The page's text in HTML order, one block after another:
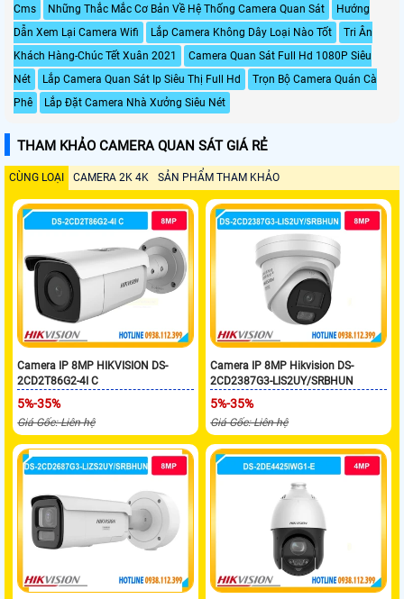
Cms
Những Thắc Mắc Cơ Bản Về Hệ Thống Camera Quan Sát
Hướng
Dẫn Xem Lại Camera Wifi
Lắp Camera Không Dây Loại Nào Tốt
Tri Ân
Khách Hàng-Chúc Tết Xuân 2021
Camera Quan Sát Full Hd 1080P Siêu
Nét
Lắp Camera Quan Sát Ip Siêu Thị Full Hd
Trọn Bộ Camera Quán Cà
Phê
Lắp Đặt Camera Nhà Xưởng Siêu Nét
THAM KHẢO CAMERA QUAN SÁT GIÁ RẺ
CÙNG LOẠI CAMERA 2K 4K SẢN PHẨM THAM KHẢO
Camera IP 8MP HIKVISION DS-
2CD2T86G2-4I C
5%-35%
Giá Gốc: Liên hệ
Camera IP 8MP Hikvision DS-
2CD2387G3-LIS2UY/SRBHUN
5%-35%
Giá Gốc: Liên hệ